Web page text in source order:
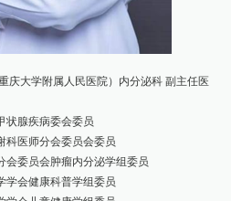
庆大学附属人民医院）内分泌科 副主任医
状腺疾病委会委员
科医师分会委员会委员
会委员会肿瘤内分泌学组委员
学会健康科普学组委员